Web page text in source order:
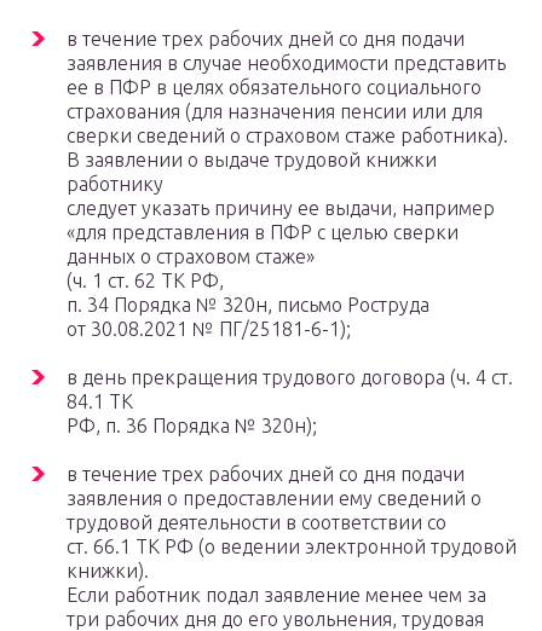
в течение трех рабочих дней со дня подачи
заявления в случае необходимости представить
ее в ПФР в целях обязательного социального
страхования (для назначения пенсии или для
сверки сведений о страховом стаже работника).
В заявлении о выдаче трудовой книжки
работнику
следует указать причину ее выдачи, например
«для представления в ПФР с целью сверки
данных о страховом стаже»
(ч. 1 ст. 62 ТК РФ,
п. 34 Порядка № 320н, письмо Роструда
от 30.08.2021 № ПГ/25181-6-1);
в день прекращения трудового договора (ч. 4 ст.
84.1 ТК
РФ, п. 36 Порядка № 320н);
в течение трех рабочих дней со дня подачи
заявления о предоставлении ему сведений о
трудовой деятельности в соответствии со
ст. 66.1 ТК РФ (о ведении электронной трудовой
книжки).
Если работник подал заявление менее чем за
три рабочих дня до его увольнения, трудовая